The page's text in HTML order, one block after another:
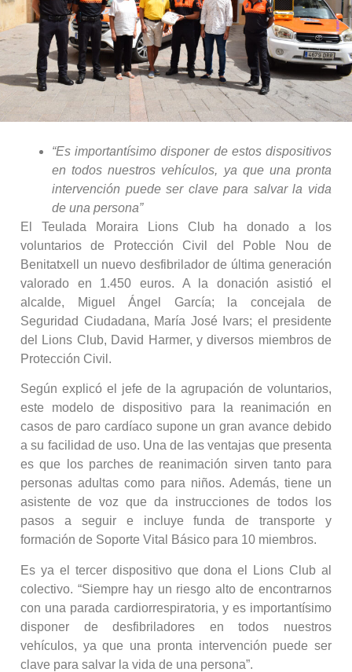
“Es importantísimo disponer de estos dispositivos
en todos nuestros vehículos, ya que una pronta
intervención puede ser clave para salvar la vida
de una persona”
El Teulada Moraira Lions Club ha donado a los
voluntarios de Protección Civil del Poble Nou de
Benitatxell un nuevo desfibrilador de última generación
valorado en 1.450 euros. A la donación asistió el
alcalde, Miguel Ángel García; la concejala de
Seguridad Ciudadana, María José Ivars; el presidente
del Lions Club, David Harmer, y diversos miembros de
Protección Civil.
Según explicó el jefe de la agrupación de voluntarios,
este modelo de dispositivo para la reanimación en
casos de paro cardíaco supone un gran avance debido
a su facilidad de uso. Una de las ventajas que presenta
es que los parches de reanimación sirven tanto para
personas adultas como para niños. Además, tiene un
asistente de voz que da instrucciones de todos los
pasos a seguir e incluye funda de transporte y
formación de Soporte Vital Básico para 10 miembros.
Es ya el tercer dispositivo que dona el Lions Club al
colectivo. “Siempre hay un riesgo alto de encontrarnos
con una parada cardiorrespiratoria, y es importantísimo
disponer de desfibriladores en todos nuestros
vehículos, ya que una pronta intervención puede ser
clave para salvar la vida de una persona”.